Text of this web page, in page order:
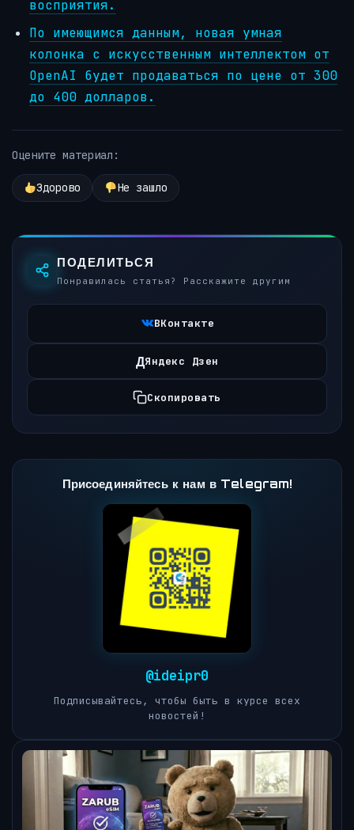
восприятия.
По имеющимся данным, новая умная
колонка с искусственным интеллектом от
OpenAI будет продаваться по цене от 300
до 400 долларов.
Оцените материал:
Здорово Не зашло
ПОДЕЛИТЬСЯ
Понравилась статья? Расскажите другим
ВКонтакте
ДЯндекс Дзен
Скопировать
Присоединяйтесь к нам в Telegram!
@ideipr0
Подписывайтесь, чтобы быть в курсе всех
новостей!